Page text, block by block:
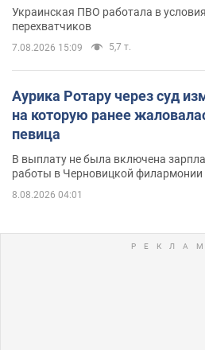
Украинская ПВО работала в
перехватчиков
7.08.2026 15:09 5,7 т.
Аурика Ротару через суд
на которую ранее
певица
В выплату не была включена
работы в Черновицкой филармонии
8.08.2026 04:01